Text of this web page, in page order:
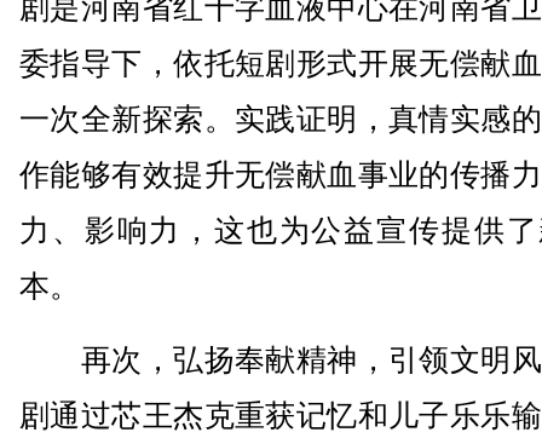
剧是河南省红十字血液中心在河南省
委指导下，依托短剧形式开展无偿献
一次全新探索。实践证明，真情实感
作能够有效提升无偿献血事业的传播
力、影响力，这也为公益宣传提供
本。
再次，弘扬奉献精神，引领文明
剧通过芯王杰克重获记忆和儿子乐乐